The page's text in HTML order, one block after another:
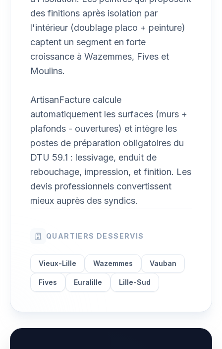
des finitions après isolation par
l'intérieur (doublage placo + peinture)
captent un segment en forte
croissance à Wazemmes, Fives et
Moulins.
ArtisanFacture calcule
automatiquement les surfaces (murs +
plafonds - ouvertures) et intègre les
postes de préparation obligatoires du
DTU 59.1 : lessivage, enduit de
rebouchage, impression, et finition. Les
devis professionnels convertissent
mieux auprès des syndics.
QUARTIERS DESSERVIS
Vieux-Lille Wazemmes Vauban
Fives Euralille Lille-Sud